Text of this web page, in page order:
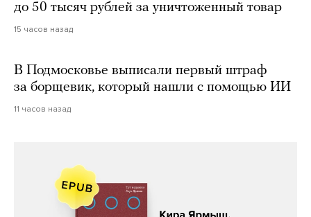
до 50 тысяч рублей за уничтоженный товар
15 часов назад
В Подмосковье выписали первый штраф
за борщевик, который нашли с помощью ИИ
11 часов назад